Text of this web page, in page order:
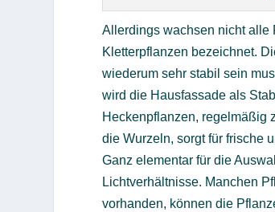
Allerdings wachsen nicht alle
Kletterpflanzen bezeichnet.
wiederum sehr stabil sein
wird die Hausfassade als
Heckenpflanzen, regelmäßig
die Wurzeln, sorgt für frische
Ganz elementar für die
Lichtverhältnisse. Manchen
vorhanden, können die